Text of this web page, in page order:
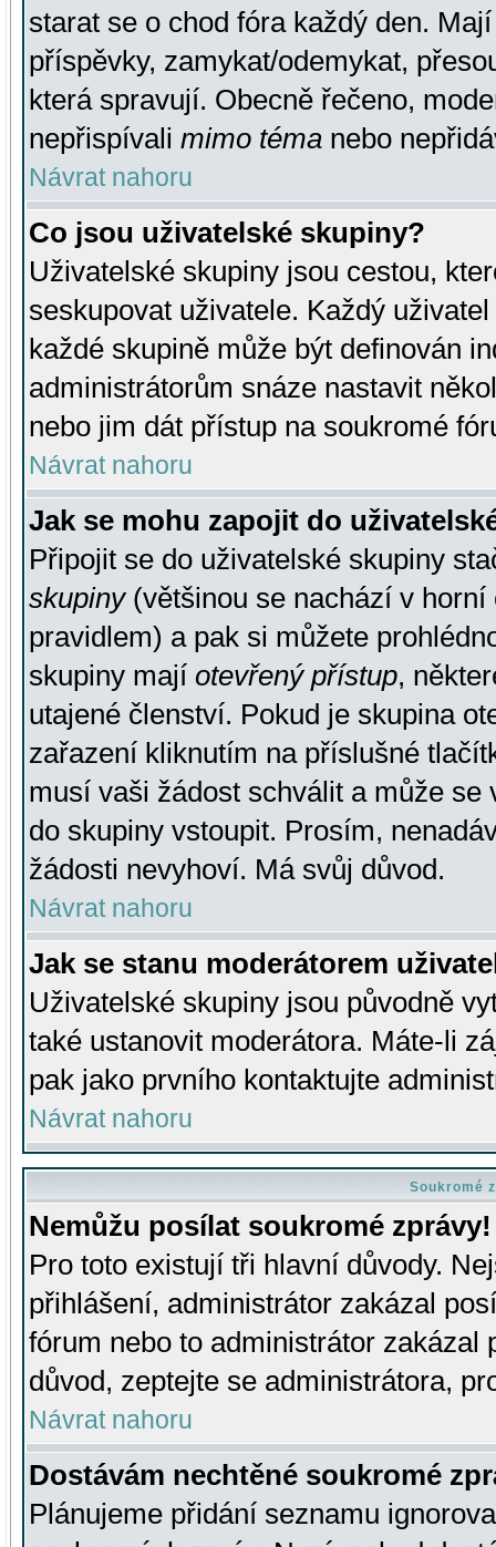
starat se o chod fóra každý den.
příspěvky, zamykat/odemykat,
která spravují. Obecně řečeno,
nepřispívali mimo téma nebo
Návrat nahoru
Co jsou uživatelské skupiny?
Uživatelské skupiny jsou cestou,
seskupovat uživatele. Každý
každé skupině může být definován
administrátorům snáze nastavit
nebo jim dát přístup na soukromé
Návrat nahoru
Jak se mohu zapojit do
Připojit se do uživatelské skupiny
skupiny(většinou se nachází v horní
pravidlem) a pak si můžete
skupiny mají otevřený přístup,
utajené členství. Pokud je skupina
zařazení kliknutím na příslušné
musí vaši žádost schválit a může se
do skupiny vstoupit. Prosím,
žádosti nevyhoví. Má svůj důvod.
Návrat nahoru
Jak se stanu moderátorem
Uživatelské skupiny jsou původně
také ustanovit moderátora. Máte-li
pak jako prvního kontaktujte
Návrat nahoru
Soukromé
Nemůžu posílat soukromé zprávy!
Pro toto existují tři hlavní důvody.
přihlášení, administrátor zakázal
fórum nebo to administrátor zakázal
důvod, zeptejte se administrátora,
Návrat nahoru
Dostávám nechtěné soukromé
Plánujeme přidání seznamu